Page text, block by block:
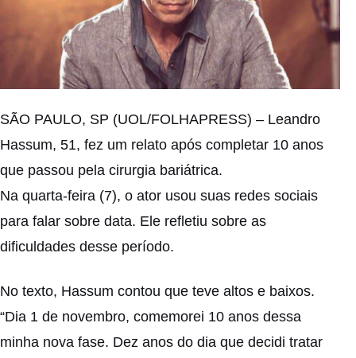
SÃO PAULO, SP (UOL/FOLHAPRESS) – Leandro
Hassum, 51, fez um relato após completar 10 anos
que passou pela cirurgia bariátrica.
Na quarta-feira (7), o ator usou suas redes sociais
para falar sobre data. Ele refletiu sobre as
dificuldades desse período.
No texto, Hassum contou que teve altos e baixos.
“Dia 1 de novembro, comemorei 10 anos dessa
minha nova fase. Dez anos do dia que decidi tratar